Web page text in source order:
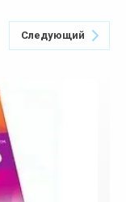
Следующий